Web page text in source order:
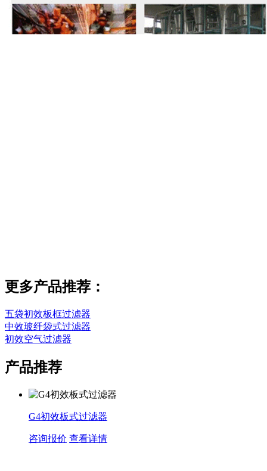
更多产品推荐：
五袋初效板框过滤器
中效玻纤袋式过滤器
初效空气过滤器
产品推荐
G4初效板式过滤器
咨询报价 查看详情